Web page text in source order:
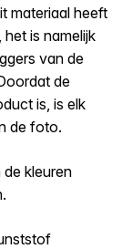
materiaal heeft
is namelijk
van de
de
is, is elk
de foto.
kleuren